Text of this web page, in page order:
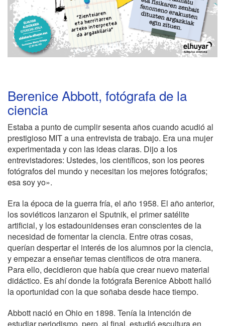
Berenice Abbott, fotógrafa de la
ciencia
Estaba a punto de cumplir sesenta años cuando acudió al
prestigioso MIT a una entrevista de trabajo. Era una mujer
experimentada y con las ideas claras. Dijo a los
entrevistadores: Ustedes, los científicos, son los peores
fotógrafos del mundo y necesitan los mejores fotógrafos;
esa soy yo».
Era la época de la guerra fría, el año 1958. El año anterior,
los soviéticos lanzaron el Sputnik, el primer satélite
artificial, y los estadounidenses eran conscientes de la
necesidad de fomentar la ciencia. Entre otras cosas,
querían despertar el interés de los alumnos por la ciencia,
y empezar a enseñar temas científicos de otra manera.
Para ello, decidieron que había que crear nuevo material
didáctico. Es ahí donde la fotógrafa Berenice Abbott halló
la oportunidad con la que soñaba desde hace tiempo.
Abbott nació en Ohio en 1898. Tenía la intención de